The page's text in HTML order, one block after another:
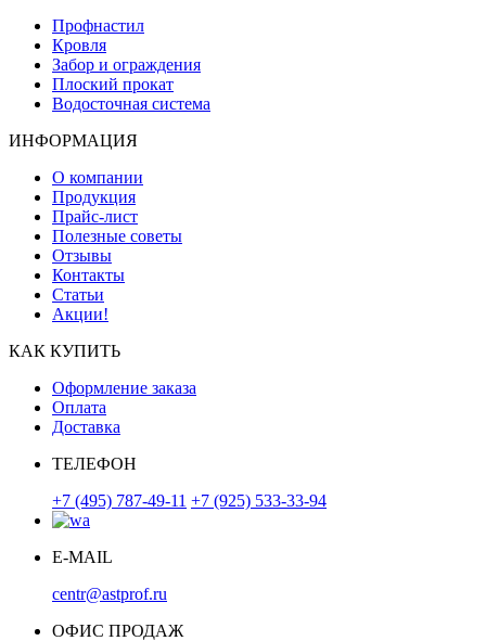
Профнастил
Кровля
Забор и ограждения
Плоский прокат
Водосточная система
ИНФОРМАЦИЯ
О компании
Продукция
Прайс-лист
Полезные советы
Отзывы
Контакты
Статьи
Акции!
КАК КУПИТЬ
Оформление заказа
Оплата
Доставка
ТЕЛЕФОН
+7 (495) 787-49-11 +7 (925) 533-33-94
E-MAIL
centr@astprof.ru
ОФИС ПРОДАЖ